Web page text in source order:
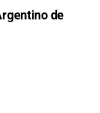
de